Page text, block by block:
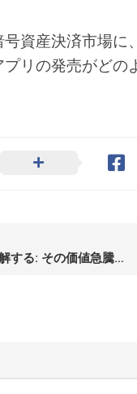
資産決済市場
リの発売がどの
ビットコインの半減期を理解する: その価値急騰の背後にある理由